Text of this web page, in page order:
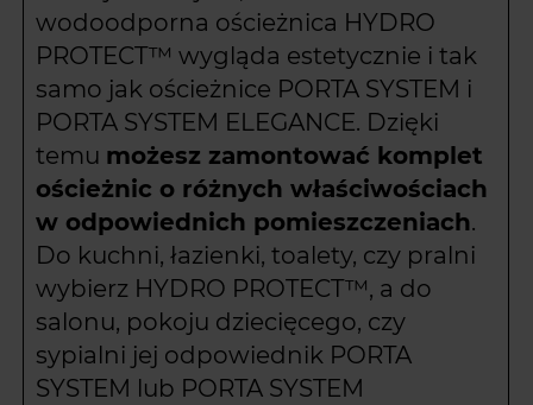
wodoodporna ościeżnica HYDRO
PROTECT™ wygląda estetycznie i tak
samo jak ościeżnice PORTA SYSTEM i
PORTA SYSTEM ELEGANCE. Dzięki
temu możesz zamontować komplet
ościeżnic o różnych właściwościach
w odpowiednich pomieszczeniach.
Do kuchni, łazienki, toalety, czy pralni
wybierz HYDRO PROTECT™, a do
salonu, pokoju dziecięcego, czy
sypialni jej odpowiednik PORTA
SYSTEM lub PORTA SYSTEM